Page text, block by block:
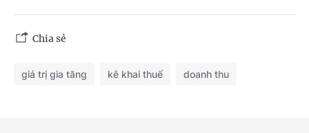
Chia sẻ
giá trị gia tăng kê khai thuế doanh thu